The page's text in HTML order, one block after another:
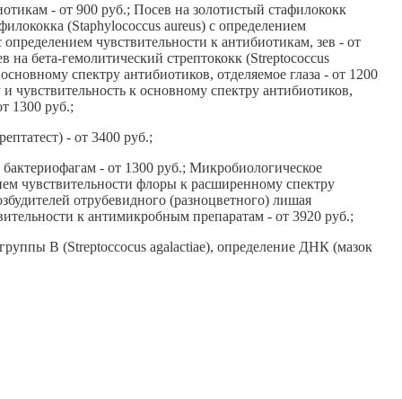
- от 900 руб.; Посев на золотистый стафилококк
(Staphylococcus aureus) с определением
чувствительности к антибиотикам, зев - от
бета-гемолитический стрептококк (Streptococcus
спектру антибиотиков, отделяемое глаза - от 1200
чувствительность к основному спектру антибиотиков,
1300 руб.;
- от 3400 руб.;
- от 1300 руб.; Микробиологическое
чувствительности флоры к расширенному спектру
отрубевидного (разноцветного) лишая
к антимикробным препаратам - от 3920 руб.;
В (Streptoccocus agalactiae), определение ДНК (мазок